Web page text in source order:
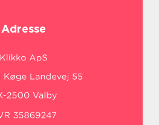
Adresse